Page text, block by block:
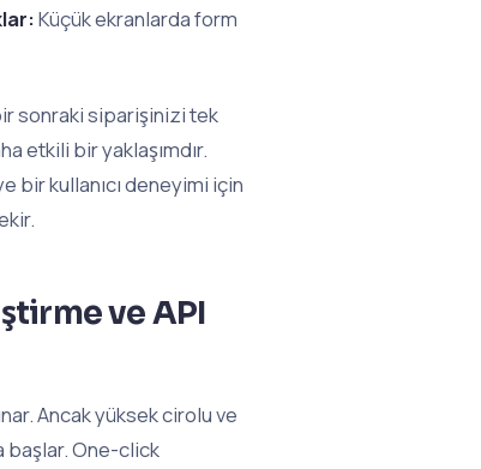
Küçük ekranlarda form
sonraki siparişinizi tek
etkili bir yaklaşımdır.
bir kullanıcı deneyimi için
ve API
Ancak yüksek cirolu ve
başlar. One-click